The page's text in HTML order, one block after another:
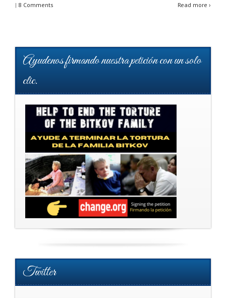
| 8 Comments Read more ›
Ayudenos firmando nuestra petición con un solo
clic.
Twitter